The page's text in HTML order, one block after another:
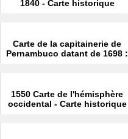
1840 - Carte historique
Carte de la capitainerie de
Pernambuco datant de 1698 :
1550 Carte de l'hémisphère
occidental - Carte historique